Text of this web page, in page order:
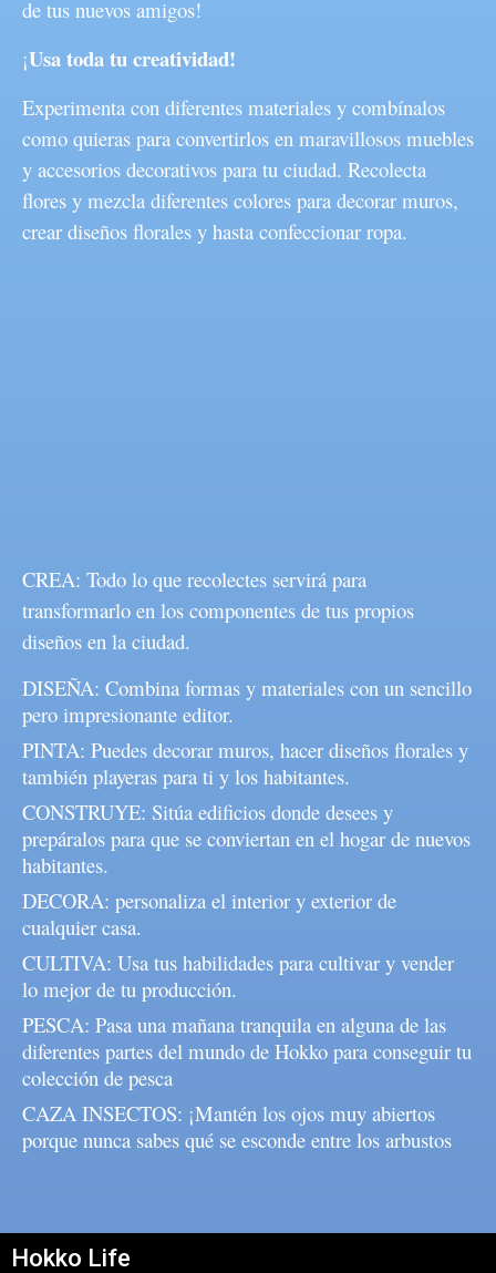
de tus nuevos amigos!
¡Usa toda tu creatividad!
Experimenta con diferentes materiales y combínalos
como quieras para convertirlos en maravillosos muebles
y accesorios decorativos para tu ciudad. Recolecta
flores y mezcla diferentes colores para decorar muros,
crear diseños florales y hasta confeccionar ropa.
CREA: Todo lo que recolectes servirá para
transformarlo en los componentes de tus propios
diseños en la ciudad.
DISEÑA: Combina formas y materiales con un sencillo
pero impresionante editor.
PINTA: Puedes decorar muros, hacer diseños florales y
también playeras para ti y los habitantes.
CONSTRUYE: Sitúa edificios donde desees y
prepáralos para que se conviertan en el hogar de nuevos
habitantes.
DECORA: personaliza el interior y exterior de
cualquier casa.
CULTIVA: Usa tus habilidades para cultivar y vender
lo mejor de tu producción.
PESCA: Pasa una mañana tranquila en alguna de las
diferentes partes del mundo de Hokko para conseguir tu
colección de pesca
CAZA INSECTOS: ¡Mantén los ojos muy abiertos
porque nunca sabes qué se esconde entre los arbustos
Hokko Life